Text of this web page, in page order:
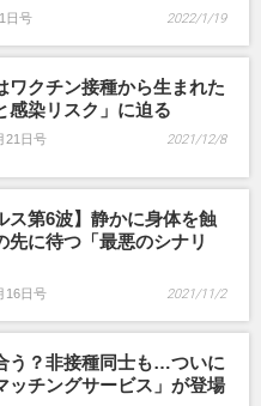
日号 2022/1/19
ワクチン接種から生まれた
感染リスク」に迫る
21日号 2021/12/8
ス第6波】静かに身体を蝕
先に待つ「最悪のシナリ
16日号 2021/11/2
う？非接種同士も…ついに
ッチングサービス」が登場